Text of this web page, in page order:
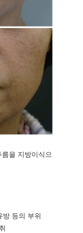
을 지방이식으
등의 부위